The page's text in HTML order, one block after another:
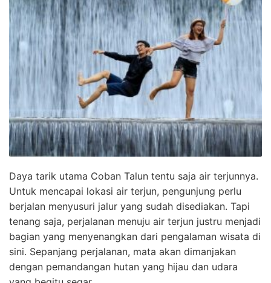
Daya tarik utama Coban Talun tentu saja air terjunnya.
Untuk mencapai lokasi air terjun, pengunjung perlu
berjalan menyusuri jalur yang sudah disediakan. Tapi
tenang saja, perjalanan menuju air terjun justru menjadi
bagian yang menyenangkan dari pengalaman wisata di
sini. Sepanjang perjalanan, mata akan dimanjakan
dengan pemandangan hutan yang hijau dan udara